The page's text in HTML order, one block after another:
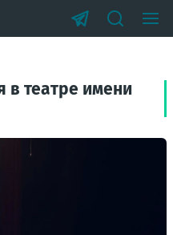
в театре имени